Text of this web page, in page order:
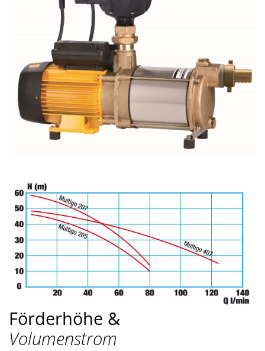
Förderhöhe &
Volumenstrom